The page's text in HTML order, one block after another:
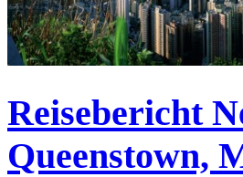
Reisebericht
Queenstown,